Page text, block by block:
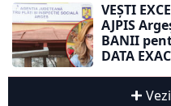
VEȘTI
AJPIS
BANII
DATA